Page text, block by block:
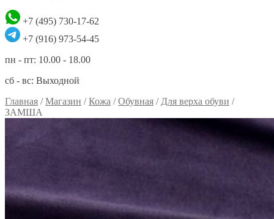
+7 (495) 730-17-62
+7 (916) 973-54-45
пн - пт: 10.00 - 18.00
сб - вс: Выходной
Главная /Магазин /Кожа /Обувная / Для верха обуви /
ЗАМША